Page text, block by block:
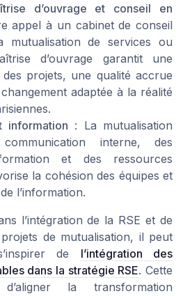
d’ouvrage et conseil en
appel à un cabinet de conseil
mutualisation de services ou
d’ouvrage garantit une
projets, une qualité accrue
adaptée à la réalité
information : La mutualisation
interne, des
et des ressources
la cohésion des équipes et
l’information.
l’intégration de la RSE et de
de mutualisation, il peut
de l’intégration des
dans la stratégie RSE. Cette
la transformation